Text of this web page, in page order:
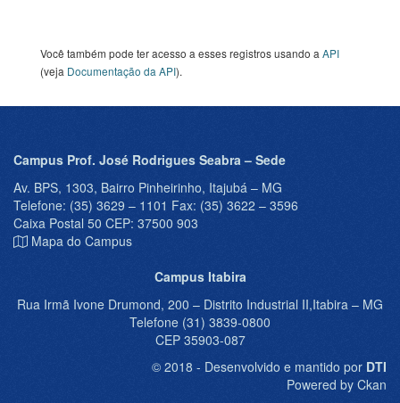
Você também pode ter acesso a esses registros usando a API
(veja Documentação da API).
Campus Prof. José Rodrigues Seabra – Sede
Av. BPS, 1303, Bairro Pinheirinho, Itajubá – MG
Telefone: (35) 3629 – 1101 Fax: (35) 3622 – 3596
Caixa Postal 50 CEP: 37500 903
Mapa do Campus
Campus Itabira
Rua Irmã Ivone Drumond, 200 – Distrito Industrial II,Itabira – MG
Telefone (31) 3839-0800
CEP 35903-087
© 2018 - Desenvolvido e mantido por DTI
Powered by Ckan